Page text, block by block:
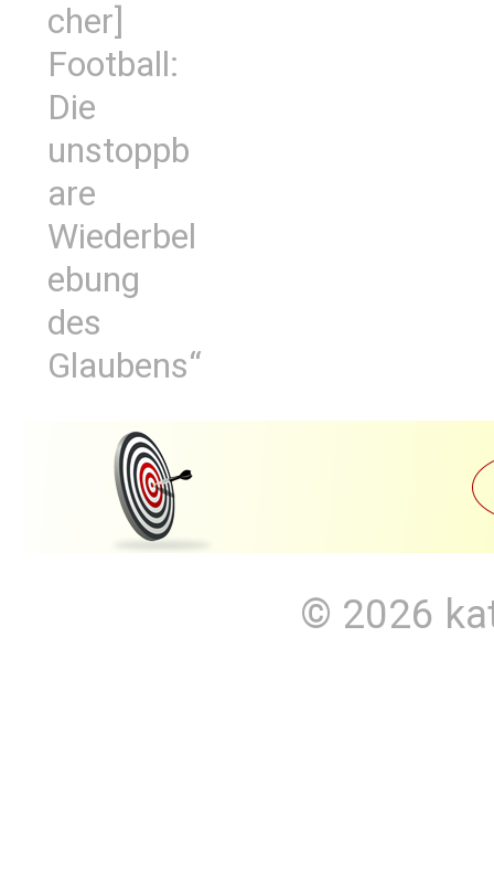
cher]
Football:
Die
unstoppb
are
Wiederbel
ebung
des
Glaubens“
© 2026